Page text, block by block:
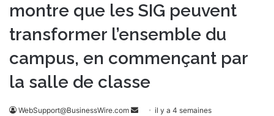
montre que les SIG peuvent
transformer l’ensemble du
campus, en commençant par
la salle de classe
WebSupport@BusinessWire.com il y a 4 semaines